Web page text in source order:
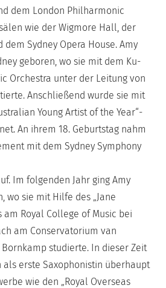
dem London Philharmonic
wie der Wigmore Hall, der
Sydney Opera House. Amy
geboren, wo sie mit dem Ku-
Orchestra unter der Leitung von
Anschließend wurde sie mit
Young Artist of the Year“-
An ihrem 18. Geburtstag nahm
mit dem Sydney Symphony
Im folgenden Jahr ging Amy
wo sie mit Hilfe des „Jane
am Royal College of Music bei
am Conservatorium van
studierte. In dieser Zeit
als erste Saxophonistin überhaupt
wie den „Royal Overseas